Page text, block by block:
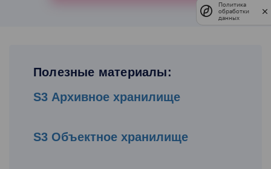
Полезные материалы:
S3 Архивное хранилище
S3 Объектное хранилище
Политика
обработки
данных